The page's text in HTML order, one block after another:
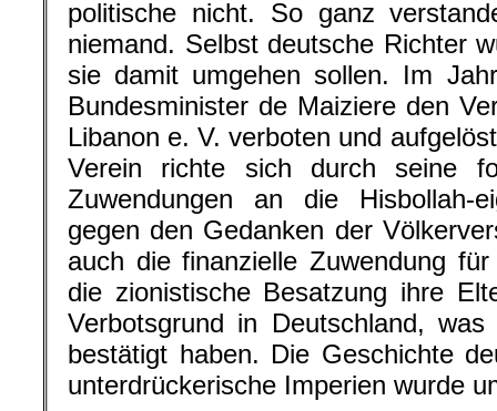
politische nicht. So ganz
niemand. Selbst deutsche Richter
sie damit umgehen sollen. Im
Bundesminister de Maiziere den
Libanon e. V. verboten und
Verein richte sich durch seine
Zuwendungen an die Hisbollah-
gegen den Gedanken der
auch die finanzielle Zuwendung
die zionistische Besatzung ihre
Verbotsgrund in Deutschland,
bestätigt haben. Die Geschichte
unterdrückerische Imperien wurde